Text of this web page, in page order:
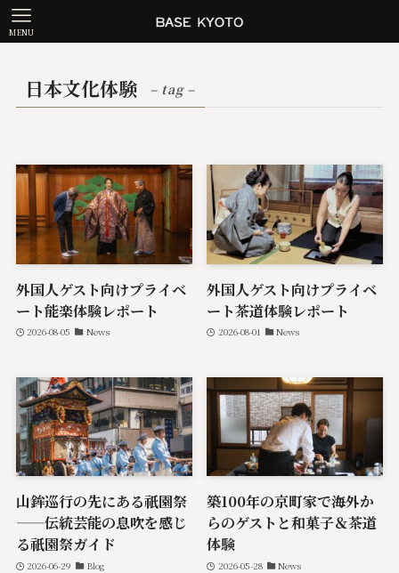
MENU
日本文化体験 – tag –
外国人ゲスト向けプライベ
ート能楽体験レポート
2026-08-05 News
外国人ゲスト向けプライベ
ート茶道体験レポート
2026-08-01 News
山鉾巡行の先にある祇園祭
——伝統芸能の息吹を感じ
る祇園祭ガイド
2026-06-29 Blog
築100年の京町家で海外か
らのゲストと和菓子＆茶道
体験
2026-05-28 News